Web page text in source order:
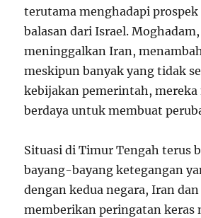
terutama menghadapi prospek
balasan dari Israel.
meninggalkan Iran,
meskipun banyak yang tidak
kebijakan pemerintah, mereka
berdaya untuk membuat
Situasi di Timur Tengah terus
bayang-bayang ketegangan
dengan kedua negara, Iran
memberikan peringatan keras